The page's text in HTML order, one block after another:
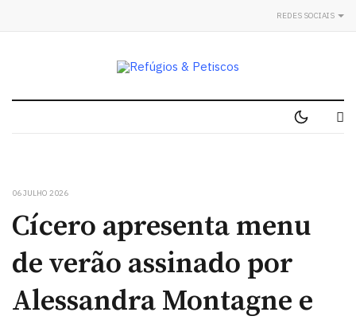
REDES SOCIAIS
06 JULHO 2026
Cícero apresenta menu
de verão assinado por
Alessandra Montagne e